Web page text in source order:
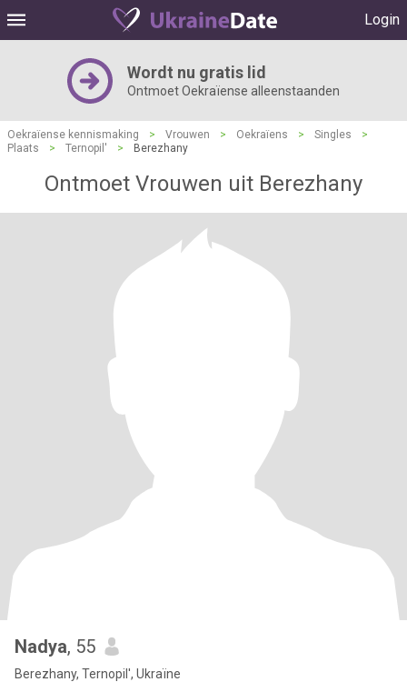
Login
Wordt nu gratis lid
Ontmoet Oekraïense alleenstaanden
Oekraïense kennismaking > Vrouwen > Oekraïens > Singles
>
Plaats
> Ternopil' > Berezhany
Ontmoet Vrouwen uit Berezhany
Nadya, 55
Berezhany, Ternopil', Ukraïne